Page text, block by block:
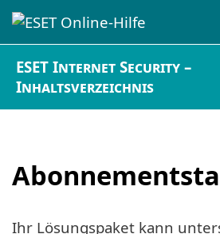
ESET Internet Security –
Inhaltsverzeichnis
Ihr Lösungspaket kann